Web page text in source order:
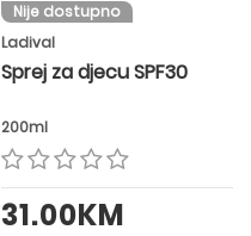
Nije dostupno
Ladival
Sprej za djecu SPF30
200ml
31.00KM